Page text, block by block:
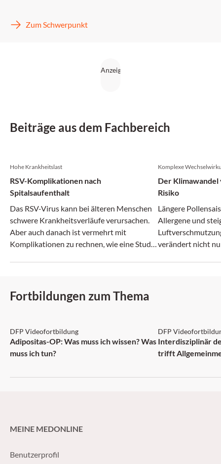
Zum Schwerpunkt
Beiträge aus dem Fachbereich
Hohe Krankheitslast
RSV-Komplikationen nach
Spitalsaufenthalt
Das RSV-Virus kann bei älteren Menschen
schwere Krankheitsverläufe verursachen.
Aber auch danach ist vermehrt mit
Komplikationen zu rechnen, wie eine Studie
Komplexe
Der
Risiko
Längere
Allergene und
verändert nicht
Fortbildungen zum Thema
DFP: 2 Punkte
DFP Videofortbildung
Adipositas-OP: Was muss ich wissen? Was
muss ich tun?
DFP
Interdisziplinär
trifft
MEINE MEDONLINE
Benutzerprofil